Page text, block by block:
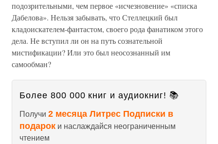
подозрительными, чем первое «исчезновение» «списка
Дабелова». Нельзя забывать, что Стеллецкий был
кладоискателем-фантастом, своего рода фанатиком этого
дела. Не вступил ли он на путь сознательной
мистификации? Или это был неосознанный им
самообман?
Более 800 000 книг и аудиокниг! 📚
Получи 2 месяца Литрес Подписки в
подарок и наслаждайся неограниченным
чтением